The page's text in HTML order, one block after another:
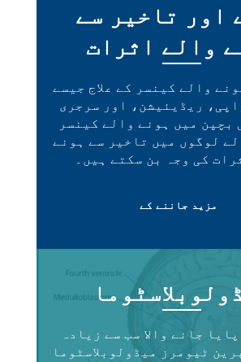
اور تاخیر سے
والے اثرات
والے کینسر کے علاج جیسے
ریڈیئیشن، اور سرجری
بچپن میں ہونے والے کینسر
لوگوں میں تاخیر سے ہونے
کی وجہ بن سکتے ہیں۔
مزید جاننے کے
جانے والا سب سے زیادہ
برین ٹیومرز میڈولوبلاسٹوما